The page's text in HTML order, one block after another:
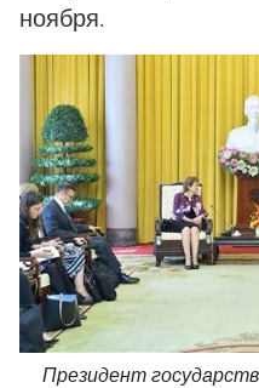
ноября.
Президент